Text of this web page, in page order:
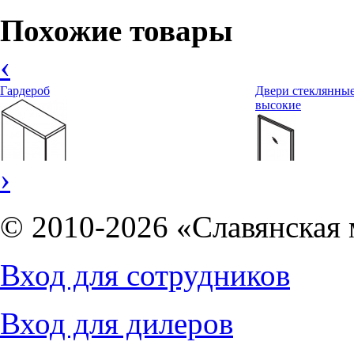
Похожие товары
‹
Гардероб
Двери
высокие
›
© 2010-2026 «Славянская
Вход для сотрудников
Вход для дилеров